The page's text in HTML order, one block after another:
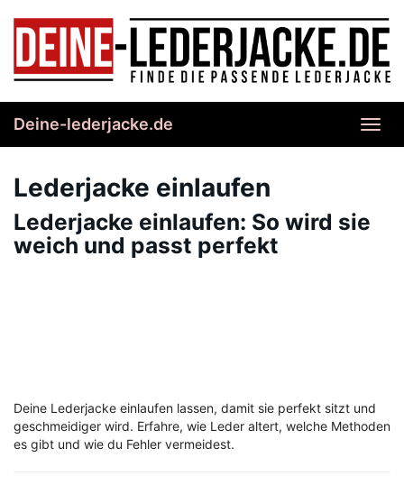
content
Deine-lederjacke.de
Lederjacke einlaufen
Lederjacke einlaufen: So wird sie
weich und passt perfekt
Deine Lederjacke einlaufen lassen, damit sie perfekt sitzt und
geschmeidiger wird. Erfahre, wie Leder altert, welche Methoden
es gibt und wie du Fehler vermeidest.